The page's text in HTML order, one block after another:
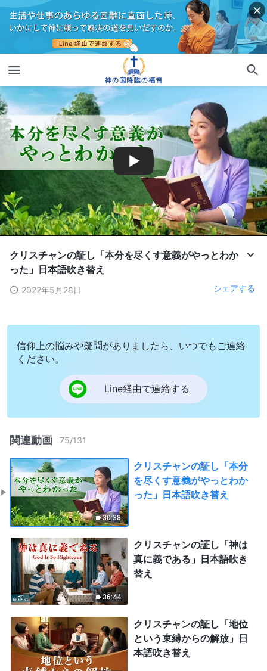
クリスチャンの証し「本分を尽くす意義がやっとわか
った」日本語吹き替え
2022年5月28日 シェアする
信仰上の悩みや疑問がありましたら、いつでもご連絡
ください。
Line経由で連絡する
関連動画 75/131
30:38
クリスチャンの証し「本分
を尽くす意義がやっとわか
った」日本語吹き替え
36:44
クリスチャンの証し「神は
真に義である」日本語吹き
替え
クリスチャンの証し「地位
という束縛からの解放」日
本語吹き替え